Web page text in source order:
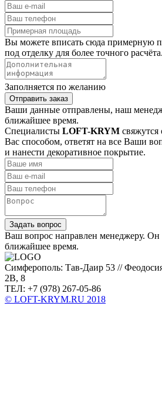
Вы можете вписать сюда примерную
под отделку для более точного расчёта.
Заполняется по желанию
Отправить заказ
Ваши данные отправлены, наш
ближайшее время.
Специалисты LOFT-KRYM
Вас способом, ответят на все Ваши
и нанести декоративное покрытие.
Задать вопрос
Ваш вопрос направлен менеджеру. Он
ближайшее время.
Симферополь: Тав-Даир 53 //
2В, 8
ТЕЛ: +7 (978) 267-05-86
© LOFT-KRYM.RU 2018